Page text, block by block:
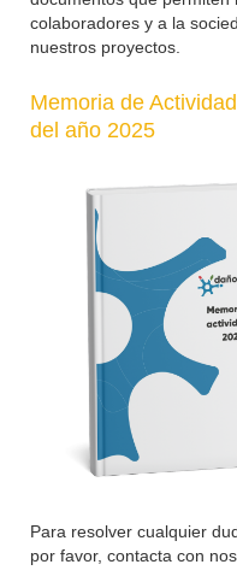
colaboradores y a la
nuestros proyectos.
Memoria de
del año 2025
Para resolver cualquier
por favor, contacta con